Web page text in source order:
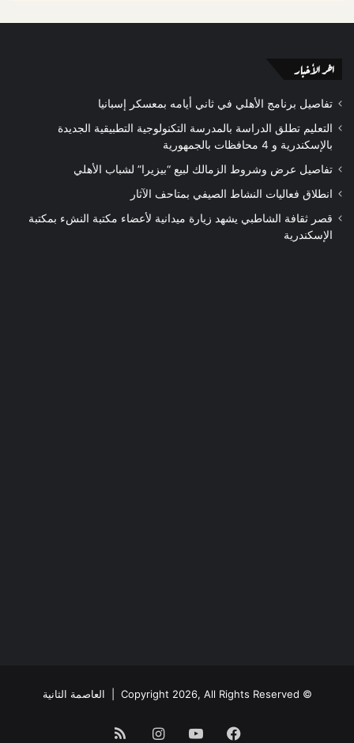
اخر الأخبار
تفاصيل برنامج الأهلي في ثاني أيامه بمعسكر إسبانيا
التعليم تطلق الدراسة بالمدرسة التكنولوجية التطبيقية الجديدة
بالإسكندرية و 4 محافظات بالجمهورية
تفاصيل عرض وشروط الزمالك لبيع “بيزيرا” لشباب الأهلي
انطلاق فعاليات النشاط الصيفي بمتاحف الآثار
قصر ثقافة الشاطبي يشهد زيارة ميدانية لأعضاء مكتبة النشء بمكتبة
الإسكندرية
© Copyright 2026, All Rights Reserved | العاصمة الثانية
فيسبوكيوتيوبانستقرامملخص